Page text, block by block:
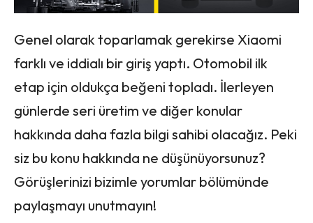
Genel olarak toparlamak gerekirse Xiaomi
farklı ve iddialı bir giriş yaptı. Otomobil ilk
etap için oldukça beğeni topladı. İlerleyen
günlerde seri üretim ve diğer konular
hakkında daha fazla bilgi sahibi olacağız. Peki
siz bu konu hakkında ne düşünüyorsunuz?
Görüşlerinizi bizimle yorumlar bölümünde
paylaşmayı unutmayın!